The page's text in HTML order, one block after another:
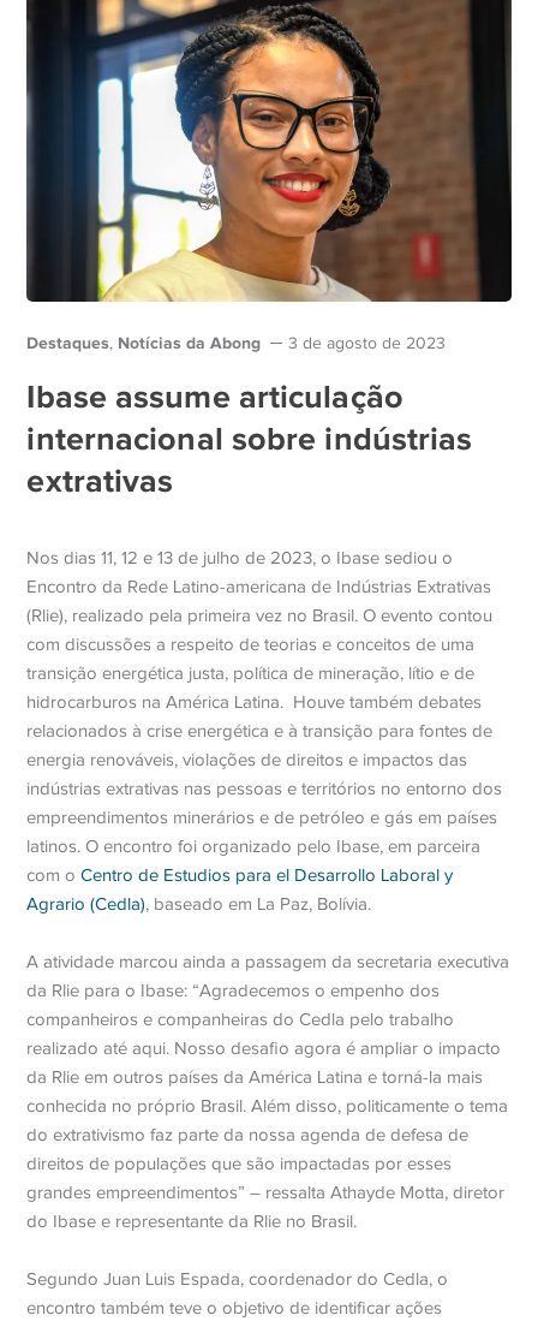
Destaques, Notícias da Abong 3 de agosto de 2023
Ibase assume articulação
internacional sobre indústrias
extrativas
Nos dias 11, 12 e 13 de julho de 2023, o Ibase sediou o
Encontro da Rede Latino-americana de Indústrias Extrativas
(Rlie), realizado pela primeira vez no Brasil. O evento contou
com discussões a respeito de teorias e conceitos de uma
transição energética justa, política de mineração, lítio e de
hidrocarburos na América Latina. Houve também debates
relacionados à crise energética e à transição para fontes de
energia renováveis, violações de direitos e impactos das
indústrias extrativas nas pessoas e territórios no entorno dos
empreendimentos minerários e de petróleo e gás em países
latinos. O encontro foi organizado pelo Ibase, em parceira
com o Centro de Estudios para el Desarrollo Laboral y
Agrario (Cedla), baseado em La Paz, Bolívia.
A atividade marcou ainda a passagem da secretaria executiva
da Rlie para o Ibase: “Agradecemos o empenho dos
companheiros e companheiras do Cedla pelo trabalho
realizado até aqui. Nosso desafio agora é ampliar o impacto
da Rlie em outros países da América Latina e torná-la mais
conhecida no próprio Brasil. Além disso, politicamente o tema
do extrativismo faz parte da nossa agenda de defesa de
direitos de populações que são impactadas por esses
grandes empreendimentos” – ressalta Athayde Motta, diretor
do Ibase e representante da Rlie no Brasil.
Segundo Juan Luis Espada, coordenador do Cedla, o
encontro também teve o objetivo de identificar ações